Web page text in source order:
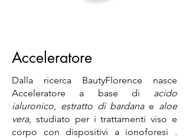
Acceleratore
Dalla ricerca BautyFlorence nasce
Acceleratore a base di acido
ialuronico, estratto di bardanae aloe
vera, studiato per i trattamenti viso e
corpo con dispositivi a ionoforesi .